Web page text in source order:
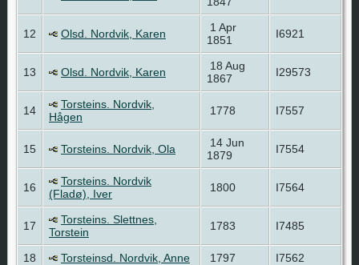
12 Olsd. Nordvik, Karen
1 Apr
1851
I6921
13 Olsd. Nordvik, Karen
18 Aug
1867
I29573
14
Torsteins. Nordvik,
Hågen
1778 I7557
15 Torsteins. Nordvik, Ola
14 Jun
1879
I7554
16
Torsteins. Nordvik
(Fladø), Iver
1800 I7564
17
Torsteins. Slettnes,
Torstein
1783 I7485
18 Torsteinsd. Nordvik, Anne 1797
I7562